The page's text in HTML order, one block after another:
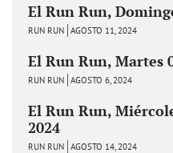
El Run Run,
RUN RUN AGOSTO 11, 2024
El Run Run, Martes
RUN RUN AGOSTO 6, 2024
El Run Run,
2024
RUN RUN AGOSTO 14, 2024